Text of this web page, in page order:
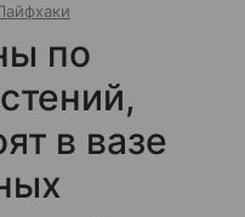
по
в вазе